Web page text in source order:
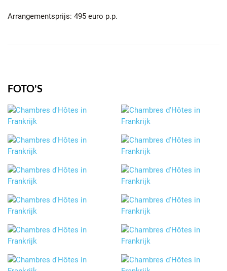
Arrangementsprijs: 495 euro p.p.
FOTO'S